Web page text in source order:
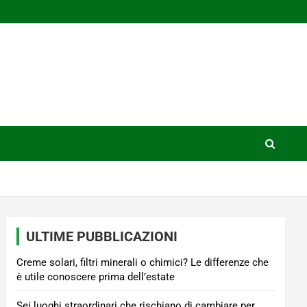
ULTIME PUBBLICAZIONI
Creme solari, filtri minerali o chimici? Le differenze che
è utile conoscere prima dell’estate